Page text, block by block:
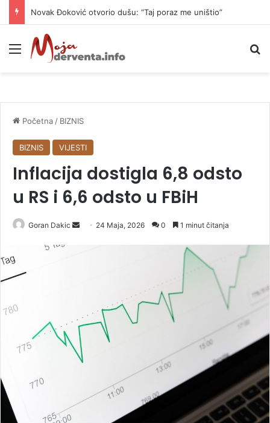
Novak Đoković otvorio dušu: “Taj poraz me uništio”
Meni
Početna / BIZNIS
BIZNIS VIJESTI
Inflacija dostigla 6,8 odsto
u RS i 6,6 odsto u FBiH
Goran Dakic
m
a
i
24 Maja, 2026 0 1 minut čitanja